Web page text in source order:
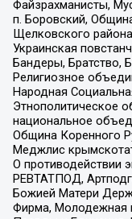
Файзрахманисты,
п. Боровский,
Щелковского
Украинская
Бандеры, Братство,
Религиозное
Народная
Этнополитическое
национальное
Община Коренного
Меджлис
О противодействии
РЕВТАТПОД,
Божией Матери
Фирма, Молодежная